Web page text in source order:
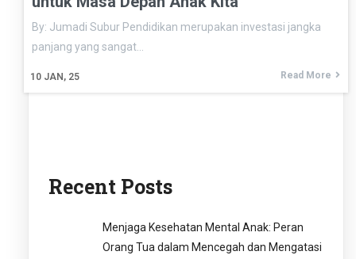
10 JAN, 25
By: Jumadi Subur Pendidikan merupakan investasi jangka
panjang yang sangat…
Read More
Recent Posts
Menjaga Kesehatan Mental Anak: Peran
Orang Tua dalam Mencegah dan Mengatasi